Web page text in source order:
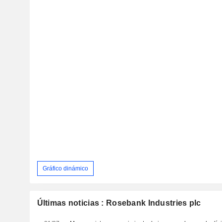
Gráfico dinámico
Últimas noticias : Rosebank Industries plc